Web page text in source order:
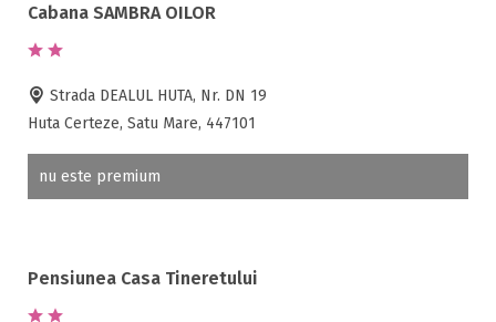
Cabana SAMBRA OILOR
Strada DEALUL HUTA, Nr. DN 19
Huta Certeze, Satu Mare, 447101
nu este premium
Pensiunea Casa Tineretului